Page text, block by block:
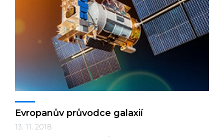
Evropanův průvodce galaxií
13. 11. 2018